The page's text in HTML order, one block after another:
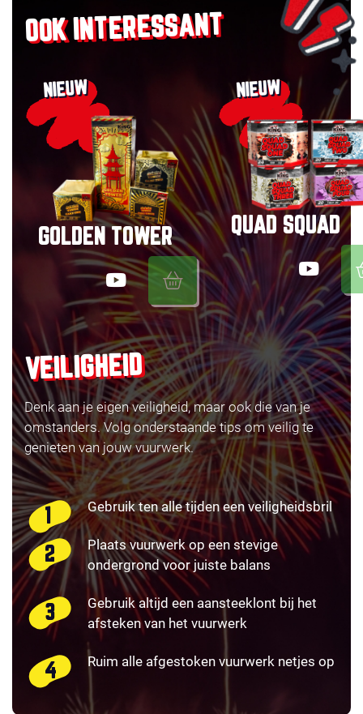
OOK INTERESSANT
NIEUW
GOLDEN TOWER
NIEUW
QUAD SQUAD
VEILIGHEID
Denk aan je eigen veiligheid, maar ook die van je
omstanders. Volg onderstaande tips om veilig te
genieten van jouw vuurwerk.
Gebruik ten alle tijden een veiligheidsbril
Plaats vuurwerk op een stevige
ondergrond voor juiste balans
Gebruik altijd een aansteeklont bij het
afsteken van het vuurwerk
Ruim alle afgestoken vuurwerk netjes op